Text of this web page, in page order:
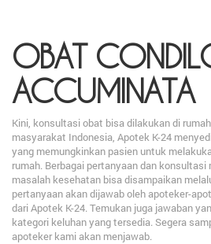
OBAT
ACCUMINATA
Kini, konsultasi obat bisa dilakukan di
masyarakat Indonesia, Apotek K-24
yang memungkinkan pasien untuk
rumah. Berbagai pertanyaan dan
masalah kesehatan bisa disampaikan
pertanyaan akan dijawab oleh apoteker-
dari Apotek K-24. Temukan juga jawaban
kategori keluhan yang tersedia. Segera
apoteker kami akan menjawab.